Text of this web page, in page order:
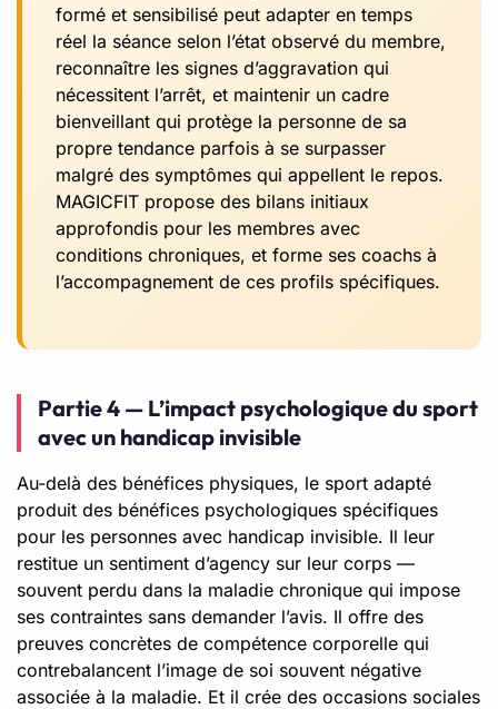
formé et sensibilisé peut adapter en temps
réel la séance selon l’état observé du membre,
reconnaître les signes d’aggravation qui
nécessitent l’arrêt, et maintenir un cadre
bienveillant qui protège la personne de sa
propre tendance parfois à se surpasser
malgré des symptômes qui appellent le repos.
MAGICFIT propose des bilans initiaux
approfondis pour les membres avec
conditions chroniques, et forme ses coachs à
l’accompagnement de ces profils spécifiques.
Partie 4 — L’impact psychologique du sport
avec un handicap invisible
Au-delà des bénéfices physiques, le sport adapté
produit des bénéfices psychologiques spécifiques
pour les personnes avec handicap invisible. Il leur
restitue un sentiment d’agency sur leur corps —
souvent perdu dans la maladie chronique qui impose
ses contraintes sans demander l’avis. Il offre des
preuves concrètes de compétence corporelle qui
contrebalancent l’image de soi souvent négative
associée à la maladie. Et il crée des occasions sociales